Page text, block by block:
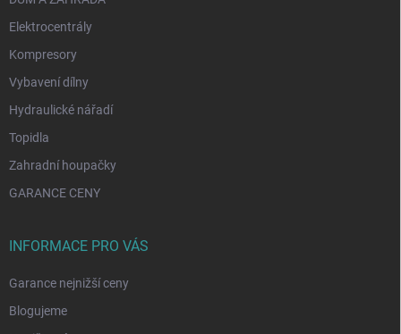
Elektrocentrály
Kompresory
Vybavení dílny
Hydraulické nářadí
Topidla
Zahradní houpačky
GARANCE CENY
INFORMACE PRO VÁS
Garance nejnižší ceny
Blogujeme